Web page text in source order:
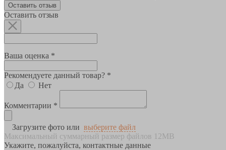
Оставить отзыв
Оставить отзыв
Ваша оценка *
Рекомендуете данный товар? *
Да
Нет
Комментарии *
Загрузите фото или выберите файл
Максимальный суммарный размер файлов 12MB
Укажите, пожалуйста, контактные данные